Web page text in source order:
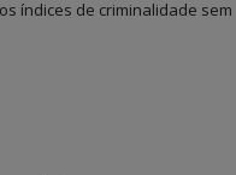
índices de criminalidade sem